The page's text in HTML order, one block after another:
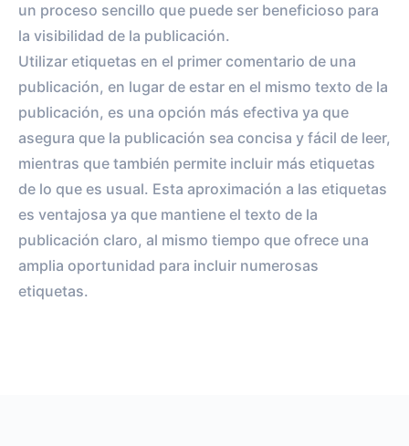
un proceso sencillo que puede ser beneficioso para
la visibilidad de la publicación.
Utilizar etiquetas en el primer comentario de una
publicación, en lugar de estar en el mismo texto de la
publicación, es una opción más efectiva ya que
asegura que la publicación sea concisa y fácil de leer,
mientras que también permite incluir más etiquetas
de lo que es usual. Esta aproximación a las etiquetas
es ventajosa ya que mantiene el texto de la
publicación claro, al mismo tiempo que ofrece una
amplia oportunidad para incluir numerosas
etiquetas.